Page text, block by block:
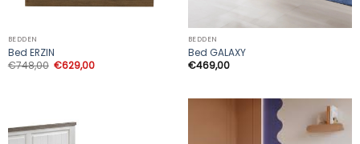
BEDDEN
Bed ERZIN
€748,00 Oorspronkelijke
prijs
€629,00Huidige
BEDDEN
Bed GALAXY
€469,00